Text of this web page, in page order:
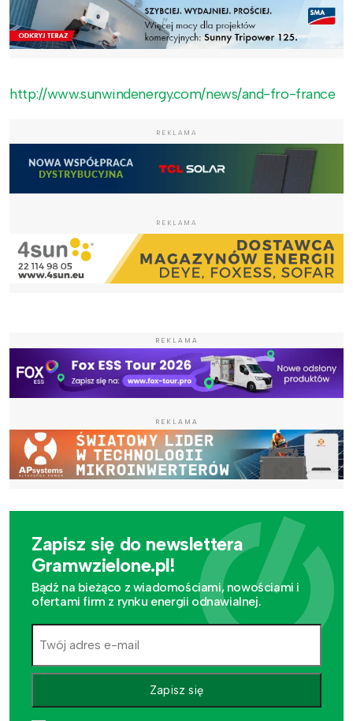
http://www.sunwindenergy.com/news/and-fro-france
REKLAMA
REKLAMA
REKLAMA
REKLAMA
Zapisz się do newslettera
Gramwzielone.pl!
Bądź na bieżąco z wiadomościami, nowościami i
ofertami firm z rynku energii odnawialnej.
Zapisz się